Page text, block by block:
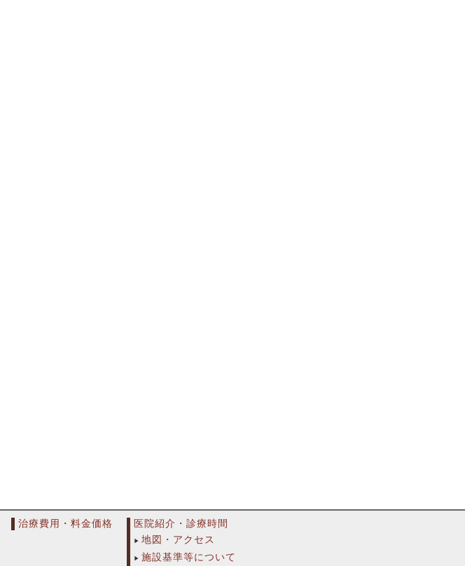
治療費用・料金価格
医院紹介・診療時間
地図・アクセス
施設基準等について